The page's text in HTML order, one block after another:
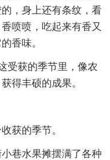
，身上还有条纹，看
喷喷，吃起来有香又
香味。
受获的季节里，像农
得丰硕的成果。
获的季节。
巷水果摊摆满了各种